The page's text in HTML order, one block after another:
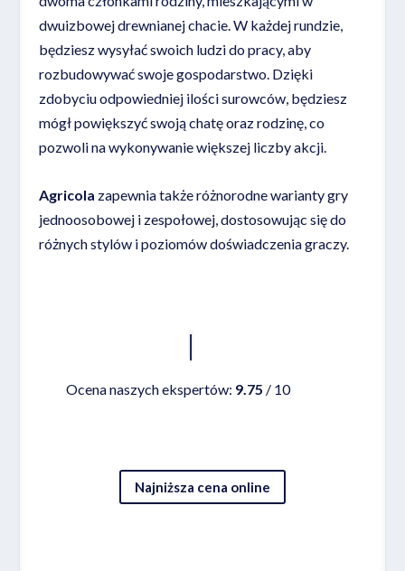
dwuizbowej drewnianej chacie. W każdej rundzie,
będziesz wysyłać swoich ludzi do pracy, aby
rozbudowywać swoje gospodarstwo. Dzięki
zdobyciu odpowiedniej ilości surowców, będziesz
mógł powiększyć swoją chatę oraz rodzinę, co
pozwoli na wykonywanie większej liczby akcji.
Agricola zapewnia także różnorodne warianty gry
jednoosobowej i zespołowej, dostosowując się do
różnych stylów i poziomów doświadczenia graczy.
Ocena naszych ekspertów: 9.75 / 10
Najniższa cena online